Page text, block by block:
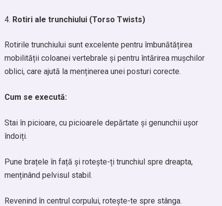
Rotiri ale trunchiului (Torso Twists)
Rotirile trunchiului sunt excelente pentru îmbunătățirea
mobilității coloanei vertebrale și pentru întărirea mușchilor
oblici, care ajută la menținerea unei posturi corecte.
Cum se execută:
Stai în picioare, cu picioarele depărtate și genunchii ușor
îndoiți.
Pune brațele în față și rotește-ți trunchiul spre dreapta,
menținând pelvisul stabil.
Revenind în centrul corpului, rotește-te spre stânga.